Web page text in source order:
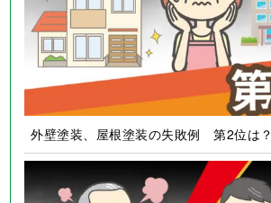
外壁塗装、屋根塗装の失敗例 第2位は？